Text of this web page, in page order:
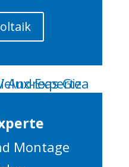
Montage